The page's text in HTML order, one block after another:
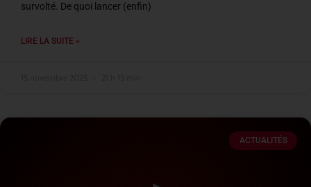
survolté. De quoi lancer (enfin)
LIRE LA SUITE »
ACTUALITÉS